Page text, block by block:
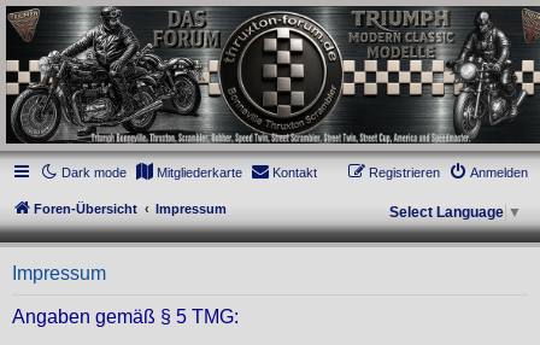
thruxton-forum.de
DAS FORUM! Alles rund um die Triumph Modern Classic Modelle. Das Forum für
die New Bonneville Baureihen ab BJ 2001. Triumph Bonneville, Thruxton,
Scrambler, Bobber, Speed Twin, Street Scrambler, Street Twin, Street Cup, America
und Speedmaster.
Dark mode
Mitgliederkarte Kontakt Anmelden
Registrieren
Foren-Übersicht Impressum Select Language ▼
Impressum
Angaben gemäß § 5 TMG: